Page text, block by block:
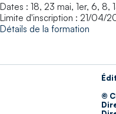
Dates : 18, 23 mai, 1er, 6, 8,
Limite d'inscription : 21/04/
Détails de la formation
©